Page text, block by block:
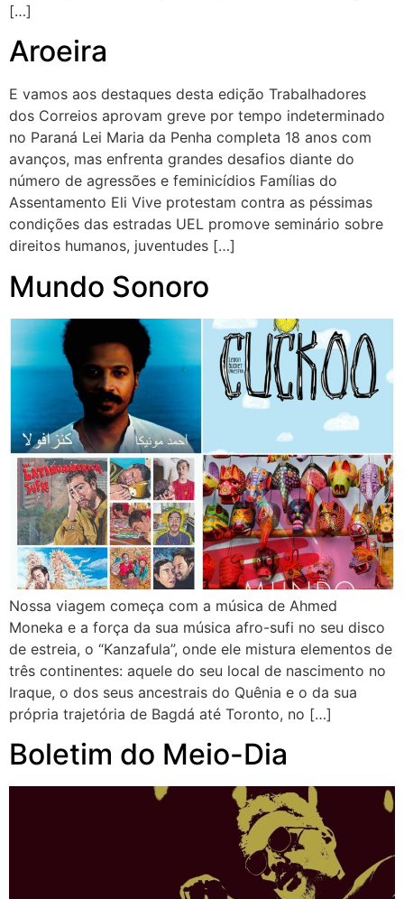
[…]
Aroeira
E vamos aos destaques desta edição Trabalhadores
dos Correios aprovam greve por tempo indeterminado
no Paraná Lei Maria da Penha completa 18 anos com
avanços, mas enfrenta grandes desafios diante do
número de agressões e feminicídios Famílias do
Assentamento Eli Vive protestam contra as péssimas
condições das estradas UEL promove seminário sobre
direitos humanos, juventudes […]
Mundo Sonoro
Nossa viagem começa com a música de Ahmed
Moneka e a força da sua música afro-sufi no seu disco
de estreia, o “Kanzafula”, onde ele mistura elementos de
três continentes: aquele do seu local de nascimento no
Iraque, o dos seus ancestrais do Quênia e o da sua
própria trajetória de Bagdá até Toronto, no […]
Boletim do Meio-Dia